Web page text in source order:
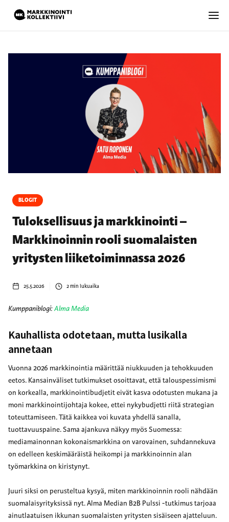
BLOGIT
Tuloksellisuus ja markkinointi –
Markkinoinnin rooli suomalaisten
yritysten liiketoiminnassa 2026
25.5.2026 2min lukuaika
Kumppaniblogi:Alma Media
Kauhallista odotetaan, mutta lusikalla
annetaan
Vuonna 2026 markkinointia määrittää niukkuuden ja tehokkuuden
eetos. Kansainväliset tutkimukset osoittavat, että talouspessimismi
on korkealla, markkinointibudjetit eivät kasva odotusten mukana ja
moni markkinointijohtaja kokee, ettei nykybudjetti riitä strategian
toteuttamiseen. Tätä kaikkea voi kuvata yhdellä sanalla,
tuottavuuspaine. Sama ajankuva näkyy myös Suomessa:
mediamainonnan kokonaismarkkina on varovainen, suhdannekuva
on edelleen keskimääräistä heikompi ja markkinoinnin alan
työmarkkina on kiristynyt.
Juuri siksi on perusteltua kysyä, miten markkinoinnin rooli nähdään
suomalaisyrityksissä nyt. Alma Median B2B Pulssi -tutkimus tarjoaa
ainutlaatuisen ikkunan suomalaisten yritysten sisäiseen ajatteluun.